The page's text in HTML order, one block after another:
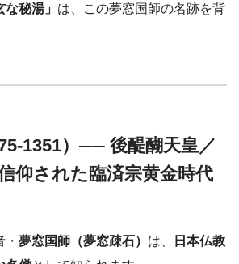
な秘湯」 は、この夢窓国師の名跡を背
1351）── 後醍醐天皇／
仰された臨済宗黄金時代
夢窓国師（夢窓疎石） は、
日本仏教